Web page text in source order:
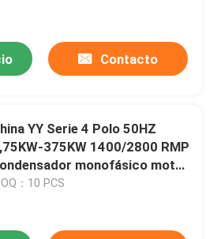
Contacto
YY Serie 4 Polo 50HZ
375KW 1400/2800 RMP
monofásico motor
motor de alta
：10 PCS